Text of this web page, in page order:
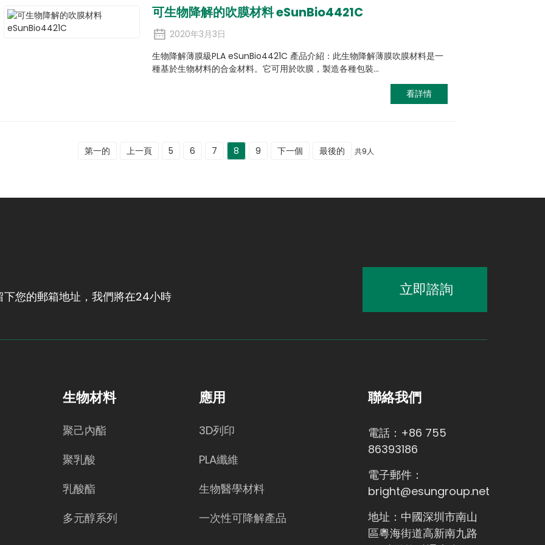
可生物降解的吹膜材料 eSunBio4421C
2020年3月3日
生物降解薄膜級PLA eSunBio4421C 產品介紹：此生物降解薄膜吹膜材料是一
種基於生物材料的合金材料。它可用於吹膜，製造各種包裝…
看詳情
第一的 上一頁 5 6 7 8 9 下一個 最後的 共9人
您的郵箱地址，我們將在24小時 立即諮詢
生物材料
聚己內酯
聚乳酸
乳酸酯
多元醇系列
應用
3D列印
PLA纖維
生物醫學材料
一次性可降解產品
聯絡我們
電話：+86 755
86393186
電子郵件：
bright@esungroup.net
地址：中國深圳市南山
區粵海街道高新南九路